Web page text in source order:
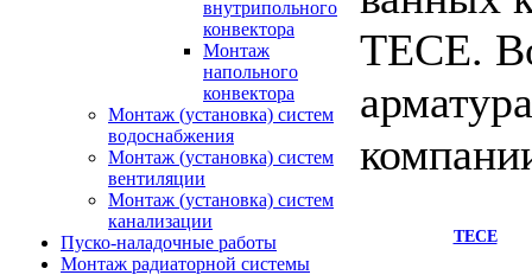
внутрипольного
конвектора
Монтаж
напольного
конвектора
Монтаж (установка) систем
водоснабжения
Монтаж (установка) систем
вентиляции
Монтаж (установка) систем
канализации
Пуско-наладочные работы
Монтаж радиаторной системы
TECE.
TECE